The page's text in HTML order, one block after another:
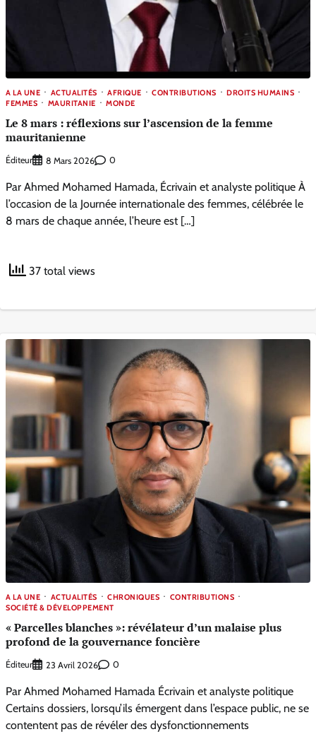
A LA UNE ACTUALITÉS AFRIQUE CONTRIBUTIONS
DROITS HUMAINS
FEMMES
MAURITANIE MONDE
Le 8 mars : réflexions sur l’ascension de la femme
mauritanienne
Éditeur 8 Mars 2026 0
Par Ahmed Mohamed Hamada, Écrivain et analyste politique À
l’occasion de la Journée internationale des femmes, célébrée le
8 mars de chaque année, l’heure est […]
37 total views
A LA UNE ACTUALITÉS CHRONIQUES
CONTRIBUTIONS
SOCIÉTÉ & DÉVELOPPEMENT
« Parcelles blanches »: révélateur d’un malaise plus
profond de la gouvernance foncière
Éditeur 23 Avril 2026 0
Par Ahmed Mohamed Hamada Écrivain et analyste politique
Certains dossiers, lorsqu’ils émergent dans l’espace public, ne se
contentent pas de révéler des dysfonctionnements